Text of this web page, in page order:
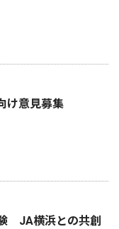
け意見募集
JA横浜との共創